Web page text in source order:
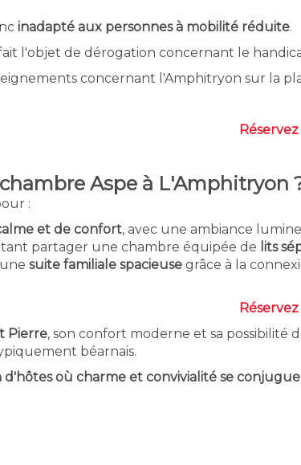
inadapté aux personnes à mobilité réduite.
l'objet de dérogation concernant le
concernant l'Amphitryon sur la
Aspe à L'Amphitryon
:
et de confort, avec une ambiance
partager une chambre équipée de lits
suite familiale spacieuse grâce à la
Pierre, son confort moderne et sa possibilité
béarnais.
d'hôtes où charme et convivialité se